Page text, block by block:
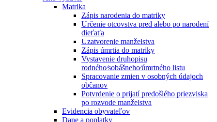
Matrika
Zápis narodenia do matriky
Určenie otcovstva pred alebo po narodení
dieťaťa
Uzatvorenie manželstva
Zápis úmrtia do matriky
Vystavenie druhopisu
rodného⁄sobášneho⁄úmrtného listu
Spracovanie zmien v osobných údajoch
občanov
Potvrdenie o prijatí predošlého priezviska
po rozvode manželstva
Evidencia obyvateľov
Dane a poplatky